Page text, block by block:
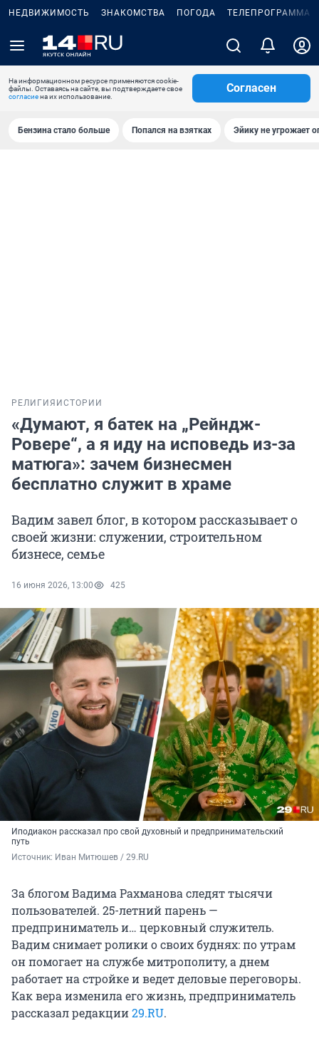
НЕДВИЖИМОСТЬ ЗНАКОМСТВА ПОГОДА ТЕЛЕПРОГРАММА
На информационном ресурсе применяются cookie-
файлы. Оставаясь на сайте, вы подтверждаете свое
согласиена их использование.
Согласен
Бензина стало больше Попался на взятках Эйику не угрожает
РЕЛИГИЯ ИСТОРИИ
«Думают, я батек на „Рейндж-
Ровере“, а я иду на исповедь из-за
матюга»: зачем бизнесмен
бесплатно служит в храме
Вадим завел блог, в котором рассказывает о
своей жизни: служении, строительном
бизнесе, семье
16 июня 2026, 13:00 425
Иподиакон рассказал про свой духовный и предпринимательский
путь
Источник: Иван Митюшев / 29.RU
За блогом Вадима Рахманова следят тысячи
пользователей. 25-летний парень —
предприниматель и… церковный служитель.
Вадим снимает ролики о своих буднях: по утрам
он помогает на службе митрополиту, а днем
работает на стройке и ведет деловые переговоры.
Как вера изменила его жизнь, предприниматель
рассказал редакции29.RU.